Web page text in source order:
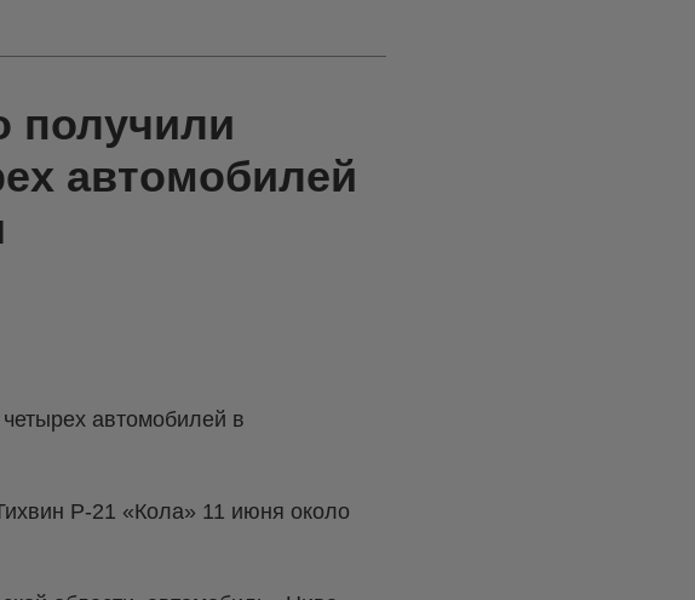
получили
автомобилей
автомобилей в
Р-21 «Кола» 11 июня около